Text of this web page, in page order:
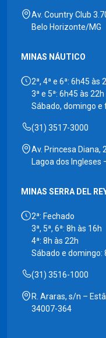
Av. Country Club
Belo Horizonte/MG
MINAS NÁUTICO
2ª, 4ª e 6ª: 6h45 às
3ª e 5ª: 6h45 às 22h
Sábado, domingo e
(31) 3517-3000
Av. Princesa Diana,
Lagoa dos Ingleses
MINAS SERRA DEL
2ª: Fechado
3ª, 5ª, 6ª: 8h às 16h
4ª: 8h às 22h
Sábado e domingo:
(31) 3516-1000
R. Araras, s/n –
34007-364